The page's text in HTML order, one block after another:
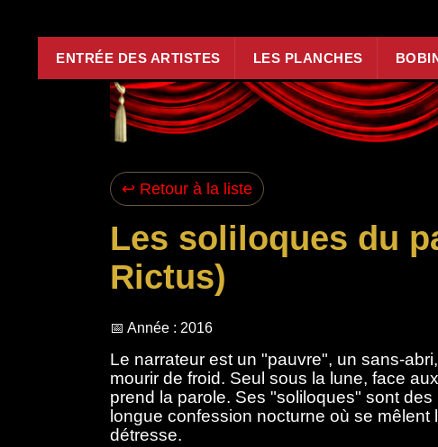
ENTRÉE DES ARTISTES LES PLANCHES
↩ Retour à la liste
Les soliloques du
Rictus)
📅 Année : 2016
Le narrateur est un "pauvre", un sans-
mourir de froid. Seul sous la lune, face
prend la parole. Ses "soliloques" sont
longue confession nocturne où se
détresse.